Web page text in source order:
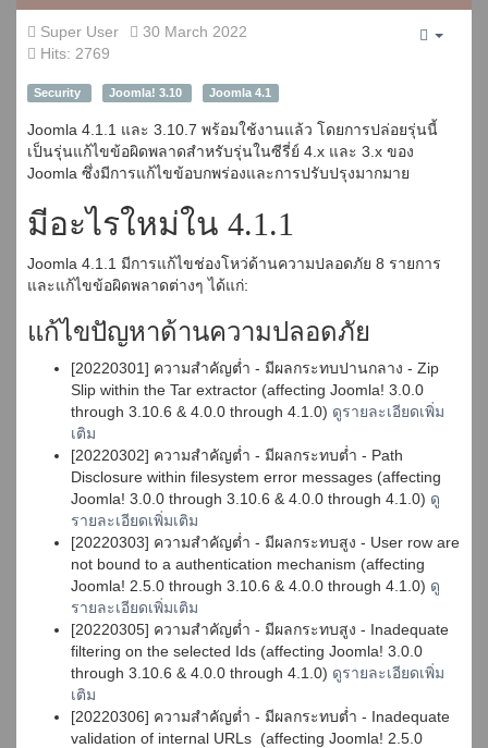
Super User
30 March 2022
Hits: 2769
Security Joomla! 3.10 Joomla 4.1
Joomla 4.1.1 และ 3.10.7 พร้อมใช้งานแล้ว โดยการปล่อยรุ่นนี้
เป็นรุ่นแก้ไขข้อผิดพลาดสำหรับรุ่นในซีรี่ย์ 4.x และ 3.x ของ
Joomla ซึ่งมีการแก้ไขข้อบกพร่องและการปรับปรุงมากมาย
มีอะไรใหม่ใน 4.1.1
Joomla 4.1.1 มีการแก้ไขช่องโหว่ด้านความปลอดภัย 8 รายการ
และแก้ไขข้อผิดพลาดต่างๆ ได้แก่:
แก้ไขปัญหาด้านความปลอดภัย
[20220301] ความสำคัญต่ำ - มีผลกระทบปานกลาง - Zip
Slip within the Tar extractor (affecting Joomla! 3.0.0
through 3.10.6 & 4.0.0 through 4.1.0) ดูรายละเอียดเพิ่ม
เติม
[20220302] ความสำคัญต่ำ - มีผลกระทบต่ำ - Path
Disclosure within filesystem error messages (affecting
Joomla! 3.0.0 through 3.10.6 & 4.0.0 through 4.1.0) ดู
รายละเอียดเพิ่มเติม
[20220303] ความสำคัญต่ำ - มีผลกระทบสูง - User row are
not bound to a authentication mechanism (affecting
Joomla! 2.5.0 through 3.10.6 & 4.0.0 through 4.1.0) ดู
รายละเอียดเพิ่มเติม
[20220305] ความสำคัญต่ำ - มีผลกระทบสูง - Inadequate
filtering on the selected Ids (affecting Joomla! 3.0.0
through 3.10.6 & 4.0.0 through 4.1.0) ดูรายละเอียดเพิ่ม
เติม
[20220306] ความสำคัญต่ำ - มีผลกระทบต่ำ - Inadequate
validation of internal URLs (affecting Joomla! 2.5.0